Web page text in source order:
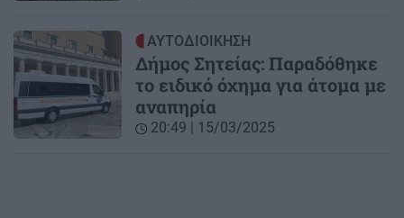
ΑΥΤΟΔΙΟΙΚΗΣΗ
Δήμος Σητείας: Παραδόθηκε
το ειδικό όχημα για άτομα με
αναπηρία
20:49 | 15/03/2025